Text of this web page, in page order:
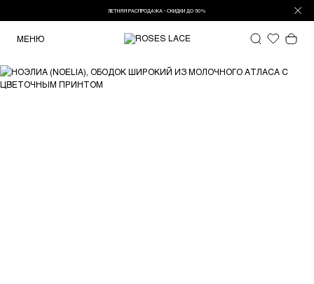
ЛЕТНЯЯ РАСПРОДАЖА - СКИДКИ ДО 50%
МЕНЮ